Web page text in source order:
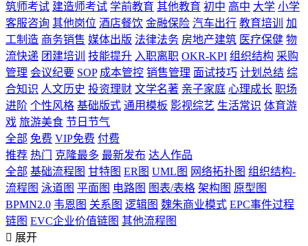
筑师考试 建造师考试 学前教育 其他教育 初中 高中 大学 小学
客服咨询 其他岗位 酒店餐饮 金融保险 汽车出行 教育培训
加
工制造 商务销售 媒体出版 法律法务 房地产建筑 医疗保健 物
流快递 团建培训 技能提升 入职离职 OKR-KPI 组织结构 采购
管理 会议纪要 SOP 成本管控 销售管理 面试技巧 计划总结 综
合知识 人文历史 投资理财 文学名著 亲子家庭 心理成长 职场
进阶 个性风格 基础版式 通用模板 影视综艺 生活常识 体育游
戏 旅游美食 节日节气
全部 免费 VIP免费 付费
推荐 热门 克隆最多 最新发布 达人作品
全部 基础流程图 甘特图 ER图 UML图 网络拓扑图 组织结构-
流程图 泳道图 平面图 电路图 图表/表格 架构图 原型图
BPMN2.0 韦恩图 关系图 逻辑图 魏朱商业模式 EPC事件过程
链图 EVC企业价值链图 其他流程图
 展开